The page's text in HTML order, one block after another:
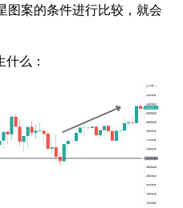
图案的条件进行比较，就会
么：